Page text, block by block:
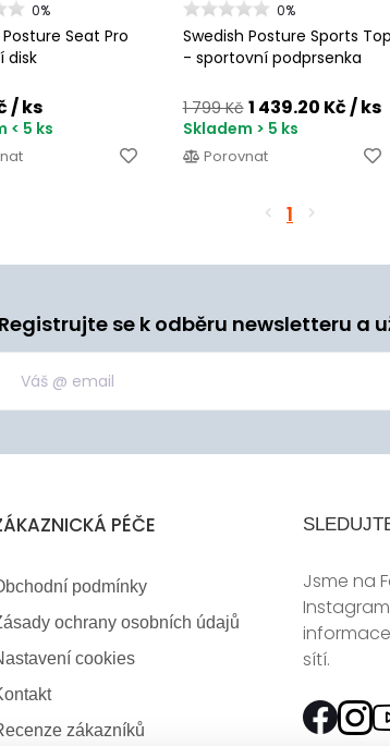
0%
Seat Pro
disk
/ ks
< 5 ks
0%
Swedish Posture Sports Top
- sportovní podprsenka
1 799 Kč 1 439.20 Kč/ ks
Skladem > 5 ks
Porovnat
1
Registrujte se k odběru newsletteru a
PÉČE
podmínky
ochrany osobních údajů
cookies
zákazníků
Jsme na
sítí.